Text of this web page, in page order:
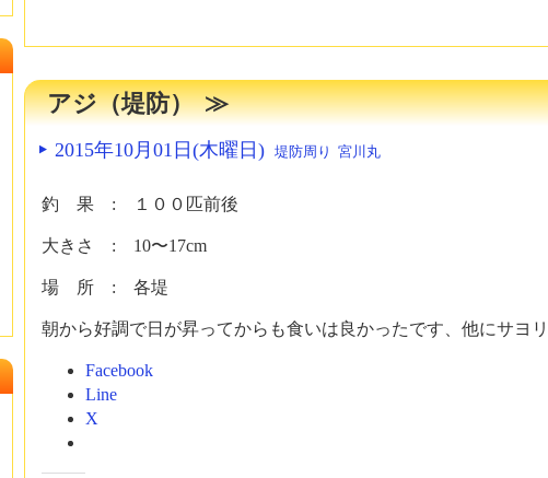
アジ（堤防）
2015年10月01日(木曜日) 堤防周り 宮川丸
釣 果 : １００匹前後
大きさ : 10〜17cm
場 所 : 各堤
朝から好調で日が昇ってからも食いは良かったです、他にサヨ
Facebook
Line
X